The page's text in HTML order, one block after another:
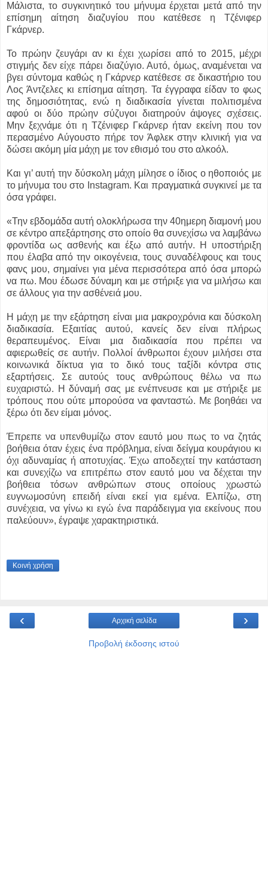
Μάλιστα, το συγκινητικό του μήνυμα έρχεται μετά από την
επίσημη αίτηση διαζυγίου που κατέθεσε η Τζένιφερ
Γκάρνερ.
Το πρώην ζευγάρι αν κι έχει χωρίσει από το 2015, μέχρι
στιγμής δεν είχε πάρει διαζύγιο. Αυτό, όμως, αναμένεται να
βγει σύντομα καθώς η Γκάρνερ κατέθεσε σε δικαστήριο του
Λος Άντζελες κι επίσημα αίτηση. Τα έγγραφα είδαν το φως
της δημοσιότητας, ενώ η διαδικασία γίνεται πολιτισμένα
αφού οι δύο πρώην σύζυγοι διατηρούν άψογες σχέσεις.
Μην ξεχνάμε ότι η Τζένιφερ Γκάρνερ ήταν εκείνη που τον
περασμένο Αύγουστο πήρε τον Άφλεκ στην κλινική για να
δώσει ακόμη μία μάχη με τον εθισμό του στο αλκοόλ.
Και γι’ αυτή την δύσκολη μάχη μίλησε ο ίδιος ο ηθοποιός με
το μήνυμα του στο Instagram. Και πραγματικά συγκινεί με τα
όσα γράφει.
«Την εβδομάδα αυτή ολοκλήρωσα την 40ημερη διαμονή μου
σε κέντρο απεξάρτησης στο οποίο θα συνεχίσω να λαμβάνω
φροντίδα ως ασθενής και έξω από αυτήν. Η υποστήριξη
που έλαβα από την οικογένεια, τους συναδέλφους και τους
φανς μου, σημαίνει για μένα περισσότερα από όσα μπορώ
να πω. Μου έδωσε δύναμη και με στήριξε για να μιλήσω και
σε άλλους για την ασθένειά μου.
Η μάχη με την εξάρτηση είναι μια μακροχρόνια και δύσκολη
διαδικασία. Εξαιτίας αυτού, κανείς δεν είναι πλήρως
θεραπευμένος. Είναι μια διαδικασία που πρέπει να
αφιερωθείς σε αυτήν. Πολλοί άνθρωποι έχουν μιλήσει στα
κοινωνικά δίκτυα για το δικό τους ταξίδι κόντρα στις
εξαρτήσεις. Σε αυτούς τους ανθρώπους θέλω να πω
ευχαριστώ. Η δύναμή σας με ενέπνευσε και με στήριξε με
τρόπους που ούτε μπορούσα να φανταστώ. Με βοηθάει να
ξέρω ότι δεν είμαι μόνος.
Έπρεπε να υπενθυμίζω στον εαυτό μου πως το να ζητάς
βοήθεια όταν έχεις ένα πρόβλημα, είναι δείγμα κουράγιου κι
όχι αδυναμίας ή αποτυχίας. Έχω αποδεχτεί την κατάσταση
και συνεχίζω να επιτρέπω στον εαυτό μου να δέχεται την
βοήθεια τόσων ανθρώπων στους οποίους χρωστώ
ευγνωμοσύνη επειδή είναι εκεί για εμένα. Ελπίζω, στη
συνέχεια, να γίνω κι εγώ ένα παράδειγμα για εκείνους που
παλεύουν», έγραψε χαρακτηριστικά.
Κοινή χρήση
‹ ›
Αρχική σελίδα
Προβολή έκδοσης ιστού